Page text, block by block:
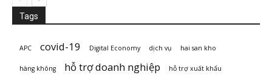
Tags
APC covid-19 Digital Economy dịch vụ hai san kho
hàng không hỗ trợ doanh nghiệp hỗ trợ xuất khẩu